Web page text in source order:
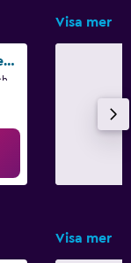
Visa mer
Tulip Inn München Messe
Visa mer